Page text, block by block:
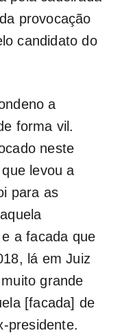
provocação
candidato do
a
forma vil.
neste
levou a
para as
a facada que
lá em Juiz
grande
[facada] de
presidente.